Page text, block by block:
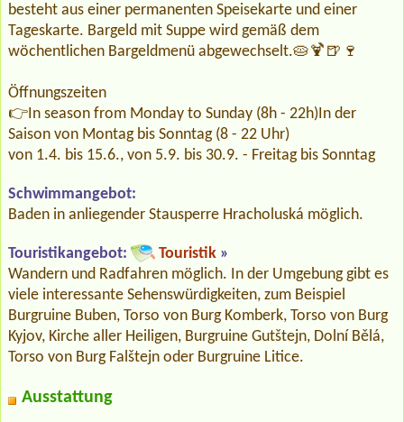
besteht aus einer permanenten Speisekarte und einer
Tageskarte. Bargeld mit Suppe wird gemäß dem
wöchentlichen Bargeldmenü abgewechselt.🥧🍹🍺🍷
Öffnungszeiten
👉In season from Monday to Sunday (8h - 22h)In der
Saison von Montag bis Sonntag (8 - 22 Uhr)
von 1.4. bis 15.6., von 5.9. bis 30.9. - Freitag bis Sonntag
Schwimmangebot:
Baden in anliegender Stausperre Hracholuská möglich.
Touristikangebot: Touristik »
Wandern und Radfahren möglich. In der Umgebung gibt es
viele interessante Sehenswürdigkeiten, zum Beispiel
Burgruine Buben, Torso von Burg Komberk, Torso von Burg
Kyjov, Kirche aller Heiligen, Burgruine Gutštejn, Dolní Bělá,
Torso von Burg Falštejn oder Burgruine Litice.
Ausstattung